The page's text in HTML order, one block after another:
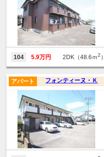
104 5.9万円 2DK（48.6ｍ2 ）
フォンティーヌ・Ｋ
アパート